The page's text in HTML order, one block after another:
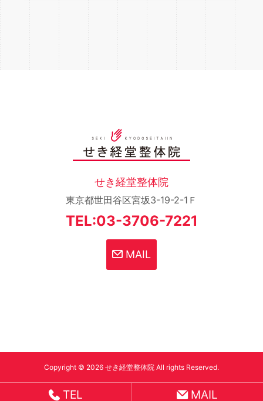
せき経堂整体院
東京都世田谷区宮坂3-19-2-1Ｆ
TEL:03-3706-7221
MAIL
TEL MAIL
Copyright © 2026 せき経堂整体院 All rights Reserved.